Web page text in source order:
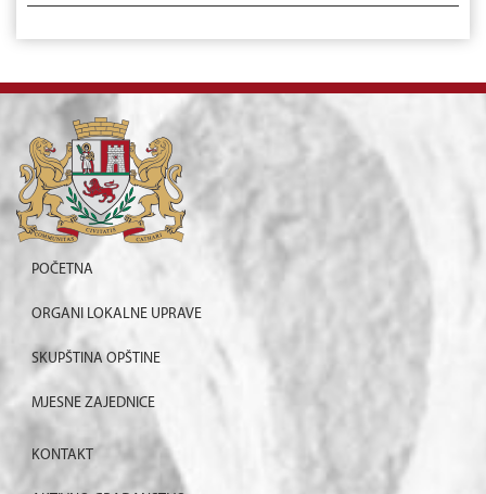
POČETNA
ORGANI LOKALNE UPRAVE
SKUPŠTINA OPŠTINE
MJESNE ZAJEDNICE
KONTAKT